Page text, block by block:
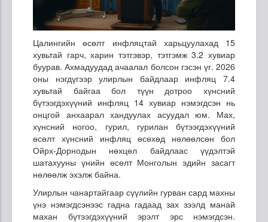
Цалингийн өсөлт инфляцтай харьцуулахад 15
хувьтай гарч, харин тэтгэвэр, тэтгэмж 3.2 хувиар
буурав. Ахмадуудад ачаалал болсон гэсэн үг. 2026
оны нэгдүгээр улирлын байдлаар инфляц 7.4
хувьтай байгаа бол түүн дотроо хүнсний
бүтээгдэхүүний инфляц 14 хувиар нэмэгдсэн нь
онцгой анхаарал хандуулах асуудал юм. Мах,
хүнсний ногоо, гурил, гурилан бүтээгдэхүүний
өсөлт хүнсний инфляц өсөхөд нөлөөлсөн бол
Ойрх-Дорнодын нөхцөл байдлаас үүдэлтэй
шатахууны үнийн өсөлт Монголын эдийн засагт
нөлөөлж эхэлж байна.
Улирлын чанартайгаар сүүлийн гурван сард махны
үнэ нэмэгдсэнээс гадна гадаад зах зээлд манай
махан бүтээгдэхүүний эрэлт эрс нэмэгдсэн.